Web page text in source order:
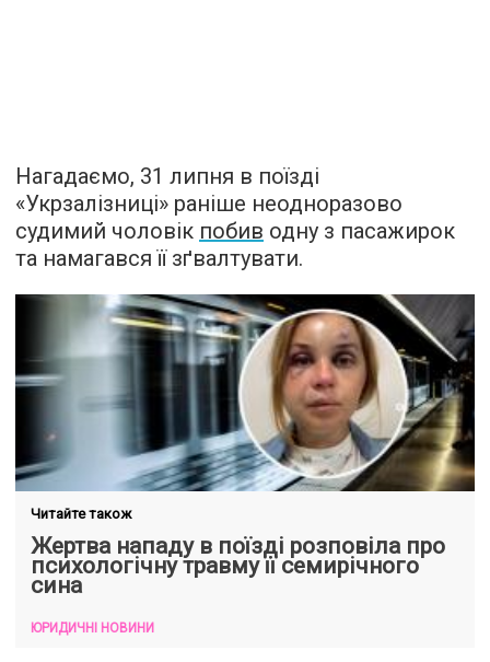
Нагадаємо, 31 липня в поїзді
«Укрзалізниці» раніше неодноразово
судимий чоловік побив одну з пасажирок
та намагався її зґвалтувати.
Читайте також
Жертва нападу в поїзді розповіла про
психологічну травму її семирічного
сина
ЮРИДИЧНІ НОВИНИ